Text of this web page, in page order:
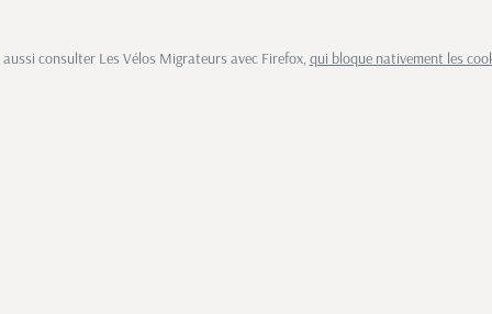
aussi consulter Les Vélos Migrateurs avec Firefox, qui bloque nativement les